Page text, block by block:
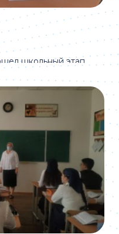
школьный этап